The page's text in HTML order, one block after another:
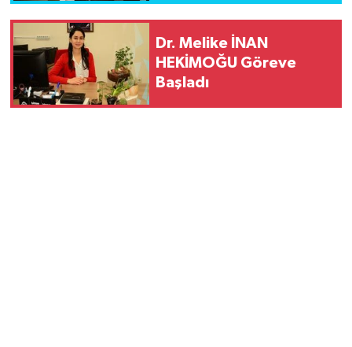
Dr. Melike İNAN
HEKİMOĞU Göreve
Başladı